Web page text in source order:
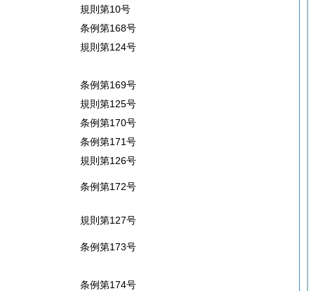
規則第10号
条例第168号
規則第124号
条例第169号
規則第125号
条例第170号
条例第171号
規則第126号
条例第172号
規則第127号
条例第173号
条例第174号